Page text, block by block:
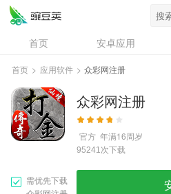
首页 安卓应用
资讯
专题
问答
首页 > 应用软件 > 众彩网注册
众彩网注册
官方 年满16周岁
95241次下载
需优先下载